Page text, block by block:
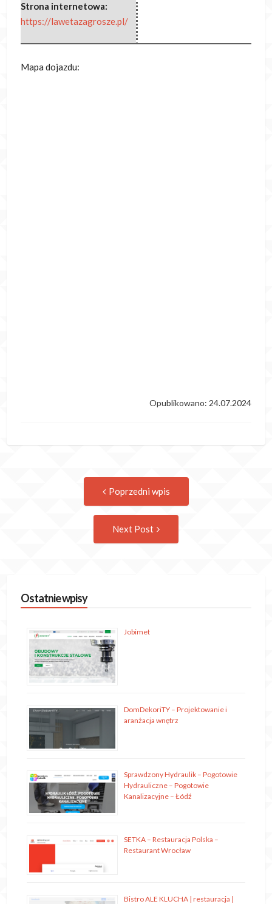
Strona internetowa:
https://lawetazagrosze.pl/
Mapa dojazdu:
Opublikowano: 24.07.2024
navigation
Poprzedni wpis
Next Post
Ostatnie wpisy
Jobimet
DomDekoriTY – Projektowanie i
aranżacja wnętrz
Sprawdzony Hydraulik – Pogotowie
Hydrauliczne – Pogotowie
Kanalizacyjne – Łódź
SETKA – Restauracja Polska –
Restaurant Wrocław
Bistro ALE KLUCHA | restauracja |